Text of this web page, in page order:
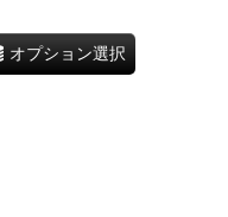
オプション選択